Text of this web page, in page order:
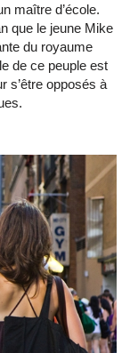
maître d’école.
que le jeune Mike
du royaume
de ce peuple est
s’être opposés à